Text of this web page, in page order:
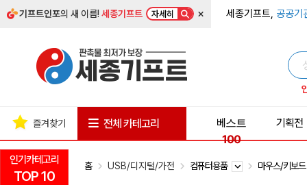
기프트인포의 새 이름!세종기프트 자세히 × 세종기프트, 공공기
인기카테고리
TOP 10
즐겨찾기 전체 카테고리
베스트
100
기획전
홈 USB/디지털/가전 컴퓨터용품 마우스/키보